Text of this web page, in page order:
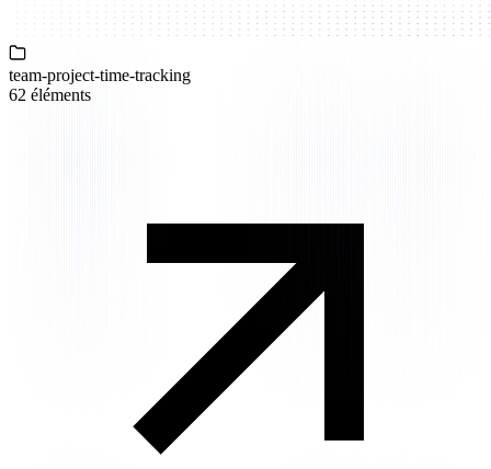
team-project-time-tracking
62 éléments